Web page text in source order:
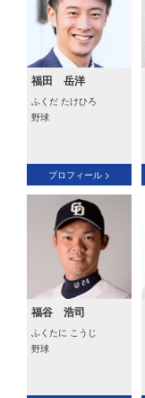
福田 岳洋
ふくだ たけひろ
野球
プロフィール >
福谷 浩司
ふくたに こうじ
野球